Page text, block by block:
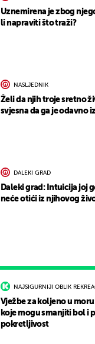
NAJSIGURNIJI OBLIK
Vježbe za koljeno u
koje mogu smanjiti bol i
pokretljivost
Uznemirena je zbog
li napraviti što traži?
NASLJEDNIK
Želi da njih troje sretno
svjesna da ga je odavno
DALEKI GRAD
Daleki grad: Intuicija joj
neće otići iz njihovog